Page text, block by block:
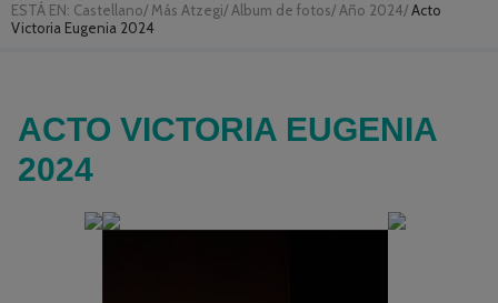
ESTÁ EN: Castellano/ Más Atzegi/ Album de fotos/ Año 2024/Acto
Victoria Eugenia 2024
ACTO VICTORIA EUGENIA
2024